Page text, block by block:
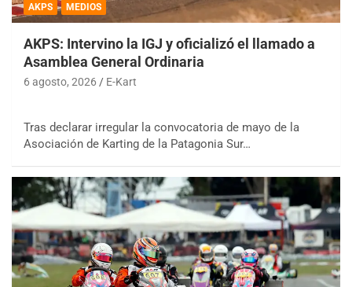
AKPS MEDIOS
AKPS: Intervino la IGJ y oficializó el llamado a
Asamblea General Ordinaria
6 agosto, 2026 E-Kart
Tras declarar irregular la convocatoria de mayo de la
Asociación de Karting de la Patagonia Sur…